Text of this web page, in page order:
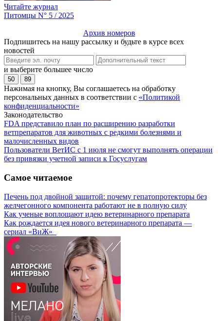
Читайте журнал
Питомцы N° 5 / 2025
Архив номеров
Подпишитесь на нашу рассылку и будьте в курсе всех
новостей
и выберите большее число
50 89
Нажимая на кнопку, Вы соглашаетесь на обработку
персональных данных в соответствии с «Политикой
конфиденциальности»
Законодательство
FDA представило план по расширению разработки
ветпрепаратов для животных с редкими болезнями и
малочисленных видов
Пользователи ВетИС с 1 июля не смогут выполнять операции
без привязки учетной записи к Госуслугам
Самое читаемое
Печень под двойной защитой: почему гепатопротекторы без
желчегонного компонента работают не в полную силу
Как ученые воплощают идею ветеринарного препарата
Как рождается идея нового ветеринарного препарата —
сериал «ВиЖ»